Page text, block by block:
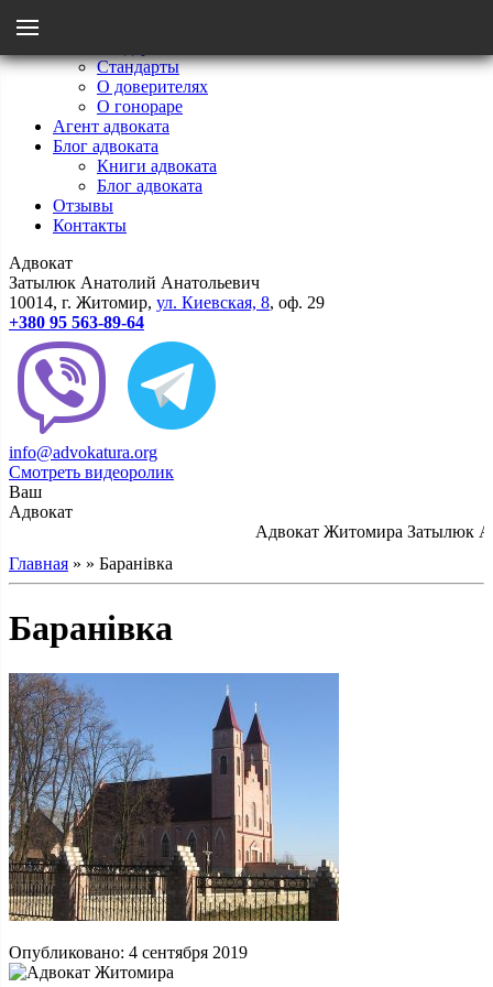
Стандарты
О доверителях
О гонораре
Агент адвоката
Блог адвоката
Книги адвоката
Блог адвоката
Отзывы
Контакты
Адвокат
Затылюк Анатолий Анатольевич
10014, г. Житомир, ул. Киевcкая, 8, оф. 29
+380 95 563-89-64
info@advokatura.org
Смотреть видеоролик
Ваш
Адвокат
Адвокат Житомира Затылюк
Главная » » Баранівка
Баранівка
Опубликовано: 4 сентября 2019
Назад
Стандарты
О гонораре
О доверителях